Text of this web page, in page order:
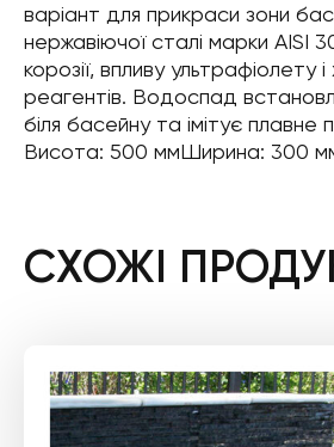
варіант для прикраси зони
нержавіючої сталі марки AISI
корозії, впливу ультрафіолету і
реагентів. Водоспад
біля басейну та імітує плавне
Висота: 500 ммШирина: 300
СХОЖІ